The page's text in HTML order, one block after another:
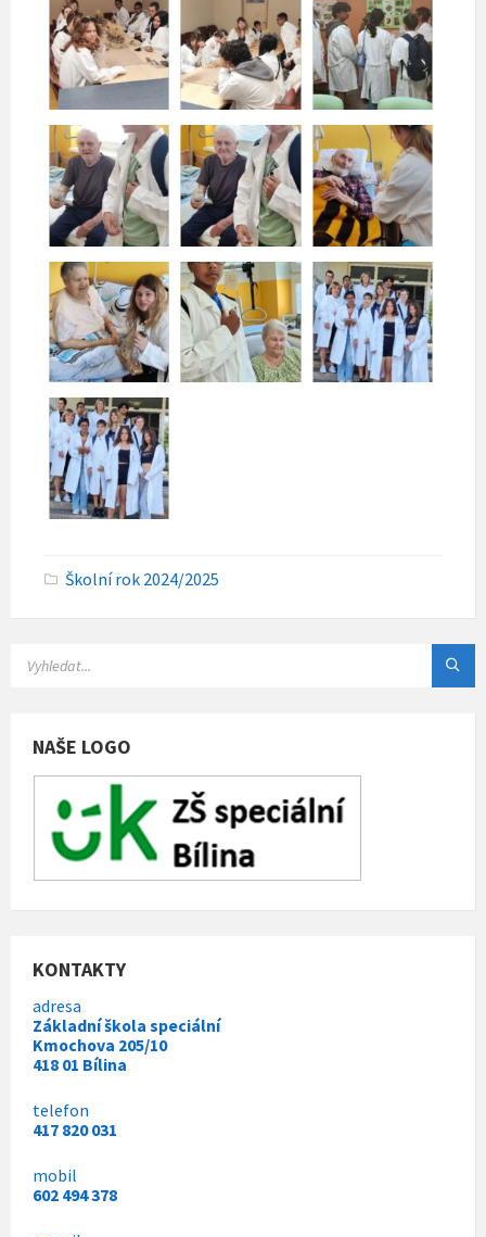
C
o
:
Školní rok 2024/2025
NAŠE LOGO
KONTAKTY
adresa
Základní škola speciální
Kmochova 205/10
418 01 Bílina
telefon
417 820 031
mobil
602 494 378